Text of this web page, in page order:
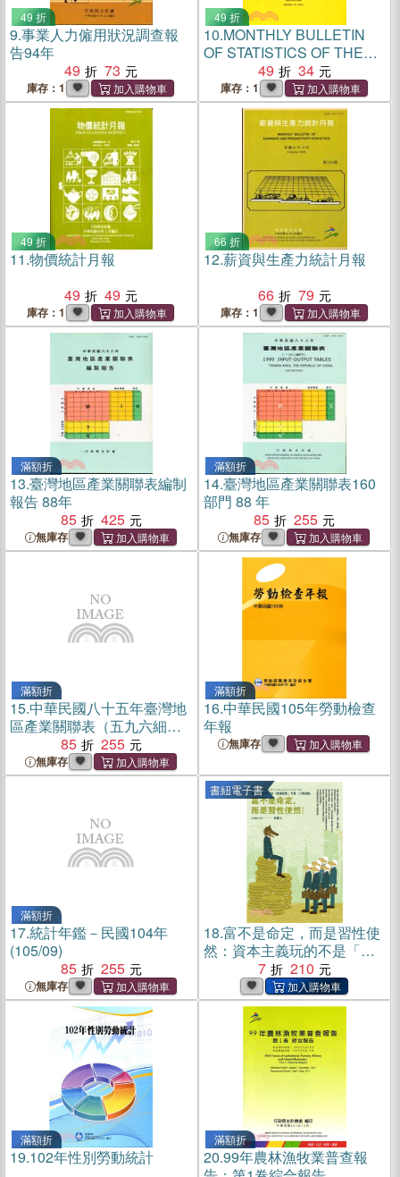
49 折
9.事業人力僱用狀況調查報
告94年
49
73
庫存：1
49 折
10.MONTHLY BULLETIN
OF STATISTICS OF THE
REPUBLIC OF CH
49 34
庫存：1
49 折
11.物價統計月報
49
49
庫存：1
66 折
12.薪資與生產力統計月報
66
79
庫存：1
滿額折
13.臺灣地區產業關聯表編制
報告 88年
85
425
無庫存
滿額折
14.臺灣地區產業關聯表160
部門 88 年
85
255
無庫存
滿額折
15.中華民國八十五年臺灣地
區產業關聯表（五九六細部
85 255
無庫存
滿額折
16.中華民國105年勞動檢查
年報
無庫存
滿額折
17.統計年鑑－民國104年
(105/09)
85
255
無庫存
書紐電子書
18.富不是命定，而是習性使
然：資本主義玩的不是「金
錢遊戲」，而是「心理遊
戲」(電子書)
7 210
滿額折
19.102年性別勞動統計
滿額折
20.99年農林漁牧業普查報